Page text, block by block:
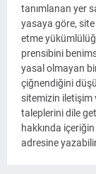
tanımlanan yer
yasaya göre,
etme
prensibini
yasal olmayan bir
çiğnendiğini
sitemizin iletişim
taleplerini dile
hakkında
adresine